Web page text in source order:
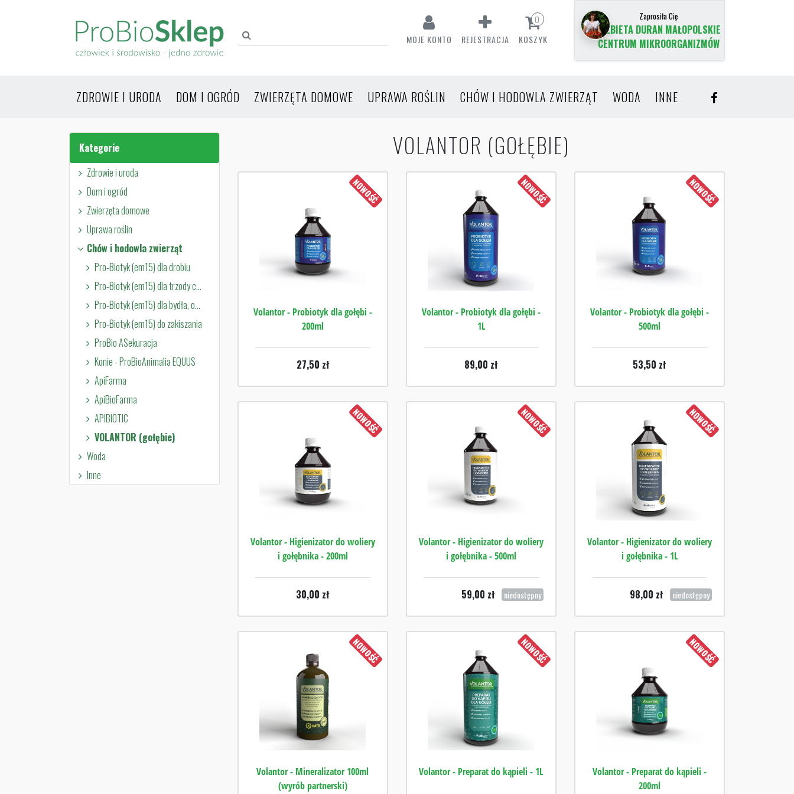
MOJE KONTO REJESTRACJA KOSZYK
0 Zaprosiła Cię
ELŻBIETA DURAN MAŁOPOLSKIE
CENTRUM MIKROORGANIZMÓW
ZDROWIE I URODA DOM I OGRÓD ZWIERZĘTA DOMOWE UPRAWA ROŚLIN CHÓW I HODOWLA ZWIERZĄT WODA INNE
Kategorie
Zdrowie i uroda
Dom i ogród
Zwierzęta domowe
Uprawa roślin
Chów i hodowla zwierząt
Pro-Biotyk (em15) dla drobiu
Pro-Biotyk (em15) dla trzody chlewnej
Pro-Biotyk (em15) dla bydła, owiec i kóz
Pro-Biotyk (em15) do zakiszania
ProBio ASekuracja
Konie - ProBioAnimalia EQUUS
ApiFarma
ApiBioFarma
APIBIOTIC
VOLANTOR (gołębie)
Woda
Inne
VOLANTOR (GOŁĘBIE)
NOWOŚĆ
Volantor - Probiotyk dla gołębi -
200ml
27,50 zł
NOWOŚĆ
Volantor - Probiotyk dla gołębi -
1L
89,00 zł
NOWOŚĆ
Volantor - Probiotyk dla gołębi -
500ml
53,50 zł
NOWOŚĆ
Volantor - Higienizator do woliery
i gołębnika - 200ml
30,00 zł
NOWOŚĆ
Volantor - Higienizator do woliery
i gołębnika - 500ml
59,00 zł niedostępny
NOWOŚĆ
Volantor - Higienizator do woliery
i gołębnika - 1L
98,00 zł niedostępny
NOWOŚĆ
Volantor - Mineralizator 100ml
(wyrób partnerski)
NOWOŚĆ
Volantor - Preparat do kąpieli - 1L
NOWOŚĆ
Volantor - Preparat do kąpieli -
200ml